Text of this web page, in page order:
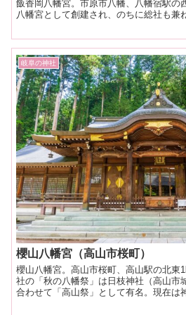
飯香岡八幡宮。市原市八幡、八幡宿駅の
八幡宮として創建され、のちに総社も兼
岐阜の神社
櫻山八幡宮（高山市桜町）
櫻山八幡宮。高山市桜町、高山駅の北東
社の「秋の八幡祭」は日枝神社（高山市
合わせて「高山祭」として有名。現在は